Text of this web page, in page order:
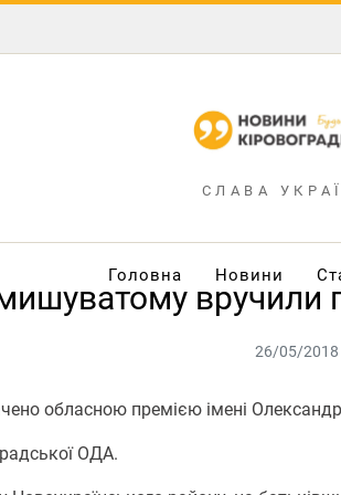
СЛАВА
Головна Новини
вручили
26/05/2018
обласною премією імені
ОДА.